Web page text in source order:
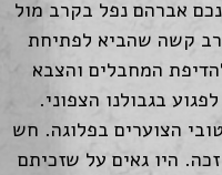
אברהם נפל בקרב מול
קשה שהביא לפתיחת
המחבלים והצבא
בגבולנו הצפוני.
הצוערים בפלוגה. חש
היו גאים על שזכיתם